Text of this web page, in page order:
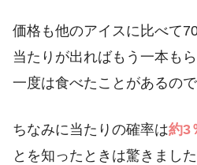
価格も他のアイスに比べて
当たりが出ればもう一本も
一度は食べたことがあるの
ちなみに当たりの確率は約3
とを知ったときは驚きました